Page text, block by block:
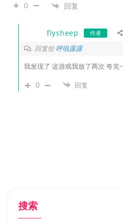
0 回复
flysheep 作者
回复给呼啦露露
我发现了 这游戏我放了两次 夸克
0 回复
搜索